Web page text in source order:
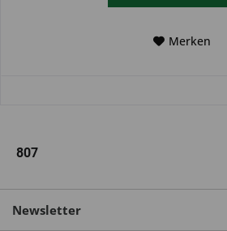
Merken
807
Newsletter